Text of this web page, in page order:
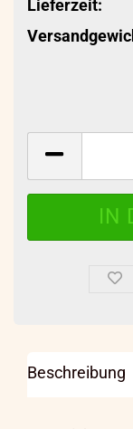
Lieferzeit:
Beschreibung